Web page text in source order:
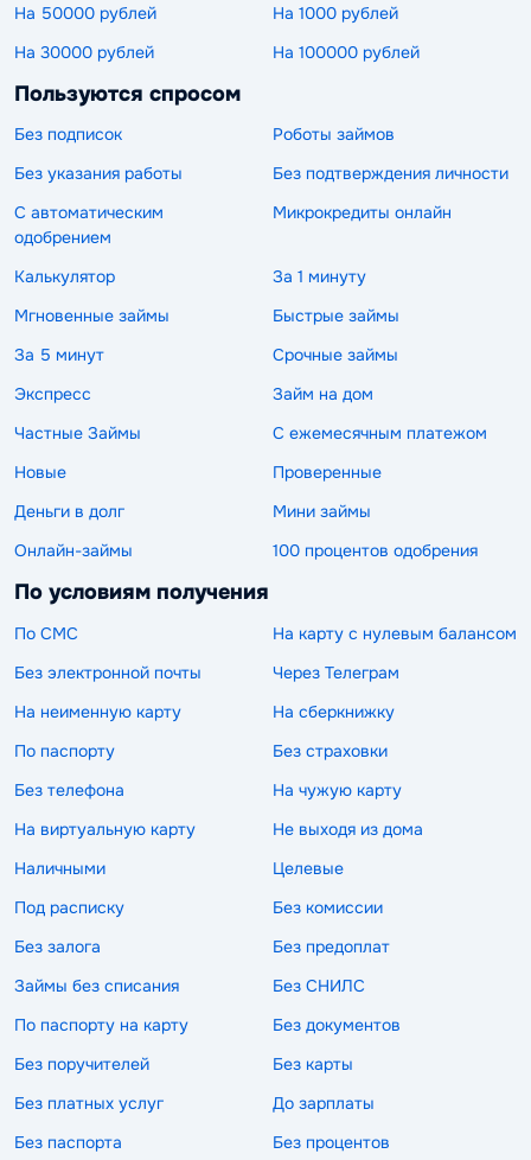
На 50000 рублей
На 1000 рублей
На 30000 рублей
На 100000 рублей
Пользуются спросом
Без подписок
Роботы займов
Без указания работы
Без подтверждения личности
С автоматическим
одобрением
Микрокредиты онлайн
Калькулятор
За 1 минуту
Мгновенные займы
Быстрые займы
За 5 минут
Срочные займы
Экспресс
Займ на дом
Частные Займы
С ежемесячным платежом
Новые
Проверенные
Деньги в долг
Мини займы
Онлайн-займы
100 процентов одобрения
По условиям получения
По СМС
На карту с нулевым балансом
Без электронной почты
Через Телеграм
На неименную карту
На сберкнижку
По паспорту
Без страховки
Без телефона
На чужую карту
На виртуальную карту
Не выходя из дома
Наличными
Целевые
Под расписку
Без комиссии
Без залога
Без предоплат
Займы без списания
Без СНИЛС
По паспорту на карту
Без документов
Без поручителей
Без карты
Без платных услуг
До зарплаты
Без паспорта
Без процентов